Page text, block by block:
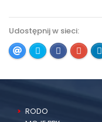
Udostępnij w sieci:
RODO